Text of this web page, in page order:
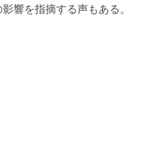
響を指摘する声もある。